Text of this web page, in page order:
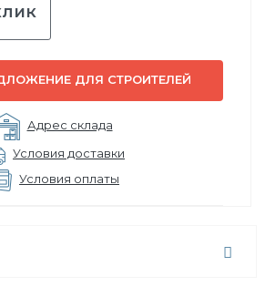
ДЛЯ СТРОИТЕЛЕЙ
Адрес склада
Условия доставки
Условия оплаты